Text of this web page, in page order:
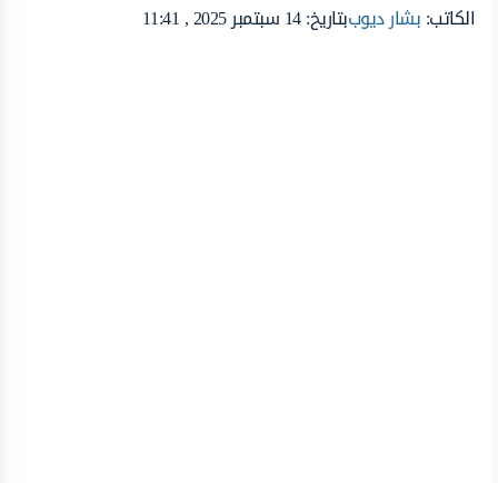
الكاتب:بشار ديوببتاريخ: 14 سبتمبر 2025 , 11:41